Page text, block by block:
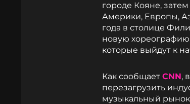
городе Кояне,
Америки, Европы,
года в столице
новую хореографию
которые выйдут к
Как сообщает CNN,
перезагрузить
музыкальный